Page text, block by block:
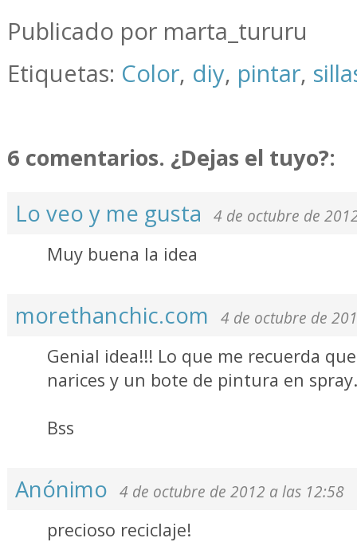
Publicado por marta_tururu
Etiquetas: Color, diy, pintar,
6 comentarios. ¿Dejas el tuyo?:
Lo veo y me gusta
4 de octubre de
Muy buena la idea
morethanchic.com 4 de octubre de
Genial idea!!! Lo que me recuerda
narices y un bote de pintura en
Bss
Anónimo 4 de octubre de 2012 a las 12:58
precioso reciclaje!